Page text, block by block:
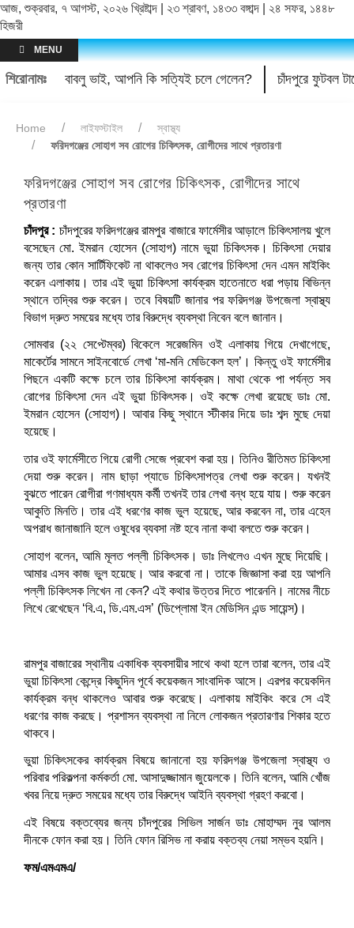
আজ, শুক্রবার, ৭ আগস্ট, ২০২৬ খ্রিষ্টাব্দ | ২৩ শ্রাবণ, ১৪৩৩ বঙ্গাব্দ | ২৪ সফর, ১৪৪৮
হিজরী
MENU
শিরোনামঃ বাবলু ভাই, আপনি কি সত্যিই চলে গেলেন? চাঁদপুরে ফুটবল
Home লাইফস্টাইল
স্বাস্থ্য
ফরিদগঞ্জের সোহাগ সব রোগের চিকিৎসক, রোগীদের সাথে প্রতারণা
ফরিদগঞ্জের সোহাগ সব রোগের চিকিৎসক, রোগীদের সাথে
প্রতারণা
চাঁদপুর : চাঁদপুরের ফরিদগঞ্জের রামপুর বাজারে ফার্মেসীর আড়ালে চিকিৎসালয় খুলে
বসেছেন মো. ইমরান হোসেন (সোহাগ) নামে ভুয়া চিকিৎসক। চিকিৎসা দেয়ার
জন্য তার কোন সার্টিফিকেট না থাকলেও সব রোগের চিকিৎসা দেন এমন মাইকিং
করেন এলাকায়। তার এই ভুয়া চিকিৎসা কার্যক্রম হাতেনাতে ধরা পড়ায় বিভিন্ন
স্থানে তদ্বির শুরু করেন। তবে বিষয়টি জানার পর ফরিদগঞ্জ উপজেলা স্বাস্থ্য
বিভাগ দ্রুত সময়ের মধ্যে তার বিরুদ্ধে ব্যবস্থা নিবেন বলে জানান।
সোমবার (২২ সেপ্টেম্বর) বিকেলে সরেজমিন ওই এলাকায় গিয়ে দেখাগেছে,
মাকের্টের সামনে সাইনবোর্ডে লেখা ‘মা-মনি মেডিকেল হল’। কিন্তু ওই ফার্মেসীর
পিছনে একটি কক্ষে চলে তার চিকিৎসা কার্যক্রম। মাথা থেকে পা পর্যন্ত সব
রোগের চিকিৎসা দেন এই ভুয়া চিকিৎসক। ওই কক্ষে লেখা রয়েছে ডাঃ মো.
ইমরান হোসেন (সোহাগ)। আবার কিছু স্থানে স্টীকার দিয়ে ডাঃ শব্দ মুছে দেয়া
হয়েছে।
তার ওই ফার্মেসীতে গিয়ে রোগী সেজে প্রবেশ করা হয়। তিনিও রীতিমত চিকিৎসা
দেয়া শুরু করেন। নাম ছাড়া প্যাডে চিকিৎসাপত্র লেখা শুরু করেন। যখনই
বুঝতে পারেন রোগীরা গণমাধ্যম কর্মী তখনই তার লেখা বন্ধ হয়ে যায়। শুরু করেন
আকুতি মিনতি। তার এই ধরণের কাজ ভুল হয়েছে, আর করবেন না, তার এহেন
অপরাধ জানাজানি হলে ওষুধের ব্যবসা নষ্ট হবে নানা কথা বলতে শুরু করেন।
সোহাগ বলেন, আমি মূলত পল্লী চিকিৎসক। ডাঃ লিখলেও এখন মুছে দিয়েছি।
আমার এসব কাজ ভুল হয়েছে। আর করবো না। তাকে জিজ্ঞাসা করা হয় আপনি
পল্লী চিকিৎসক লিখেন না কেন? এই কথার উত্তর দিতে পারেননি। নামের নীচে
লিখে রেখেছেন ‘বি.এ, ডি.এম.এস’ (ডিপ্লোমা ইন মেডিসিন এন্ড সায়েন্স)।
রামপুর বাজারের স্থানীয় একাধিক ব্যবসায়ীর সাথে কথা হলে তারা বলেন, তার এই
ভুয়া চিকিৎসা কেন্দ্রে কিছুদিন পূর্বে কয়েকজন সাংবাদিক আসে। এরপর কয়েকদিন
কার্যক্রম বন্ধ থাকলেও আবার শুরু করেছে। এলাকায় মাইকিং করে সে এই
ধরণের কাজ করছে। প্রশাসন ব্যবস্থা না নিলে লোকজন প্রতারণার শিকার হতে
থাকবে।
ভুয়া চিকিৎসকের কার্যক্রম বিষয়ে জানানো হয় ফরিদগঞ্জ উপজেলা স্বাস্থ্য ও
পরিবার পরিকল্পনা কর্মকর্তা মো. আসাদুজ্জামান জুয়েলকে। তিনি বলেন, আমি খোঁজ
খবর নিয়ে দ্রুত সময়ের মধ্যে তার বিরুদ্ধে আইনি ব্যবস্থা গ্রহণ করবো।
এই বিষয়ে বক্তব্যের জন্য চাঁদপুরের সিভিল সার্জন ডাঃ মোহাম্মদ নুর আলম
দীনকে ফোন করা হয়। তিনি ফোন রিসিভ না করায় বক্তব্য নেয়া সম্ভব হয়নি।
ফম/এমএমএ/